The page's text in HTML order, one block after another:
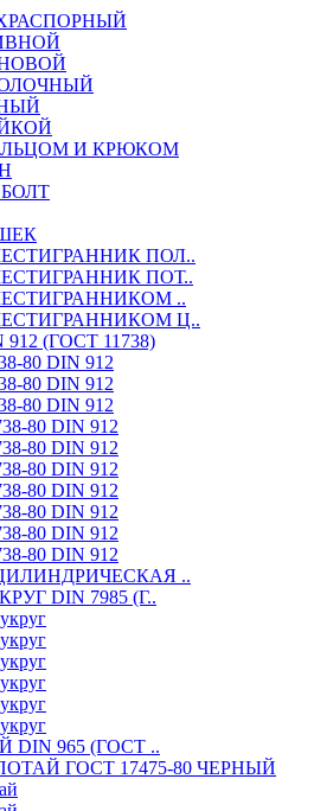
И КРЮКОМ
ПОЛ..
ПОТ..
..
Ц..
912 (ГОСТ 11738)
80 DIN 912
80 DIN 912
80 DIN 912
80 DIN 912
80 DIN 912
80 DIN 912
80 DIN 912
80 DIN 912
80 DIN 912
80 DIN 912
..
DIN 7985 (Г..
965 (ГОСТ ..
ГОСТ 17475-80 ЧЕРНЫЙ